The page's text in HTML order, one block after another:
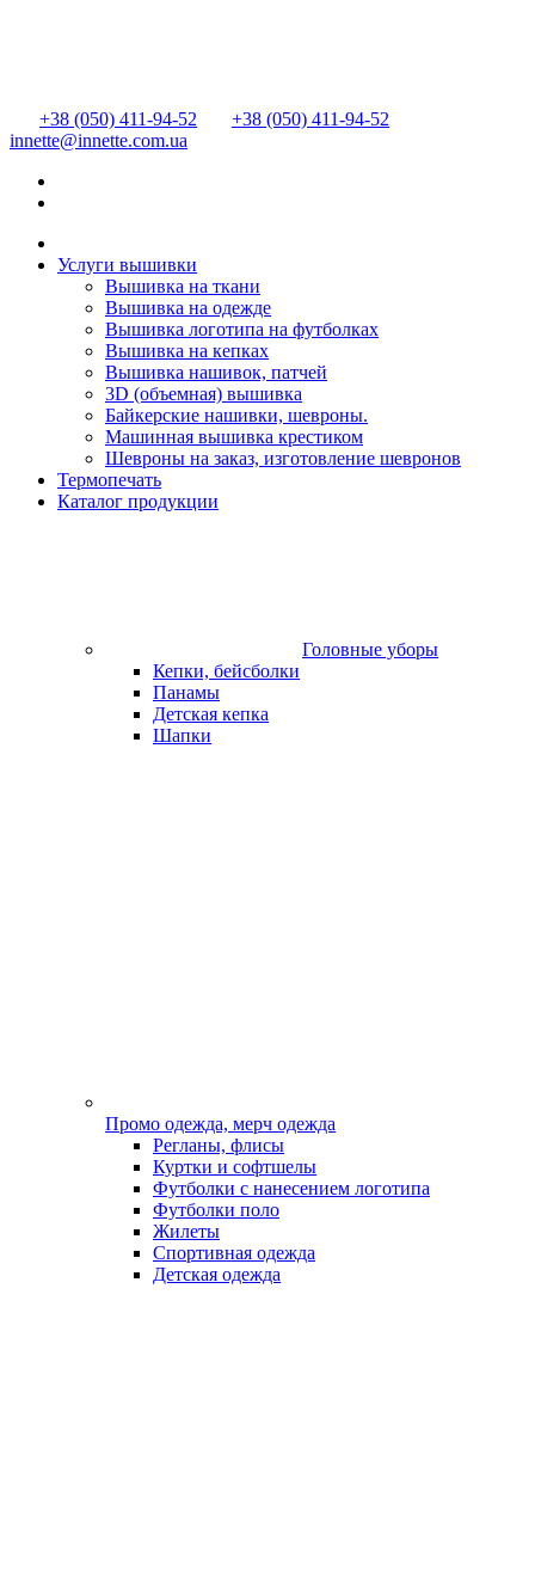
+38 (050) 411-94-52
+38 (050) 411-94-52
innette@innette.com.ua
Услуги вышивки
Вышивка на ткани
Вышивка на одежде
Вышивка логотипа на футболках
Вышивка на кепках
Вышивка нашивок, патчей
3D (объемная) вышивка
Байкерские нашивки, шевроны.
Машинная вышивка крестиком
Шевроны на заказ, изготовление шевронов
Термопечать
Каталог продукции
Головные уборы
Кепки, бейсболки
Панамы
Детская кепка
Шапки
Промо одежда, мерч одежда
Регланы, флисы
Куртки и софтшелы
Футболки с нанесением логотипа
Футболки поло
Жилеты
Спортивная одежда
Детская одежда